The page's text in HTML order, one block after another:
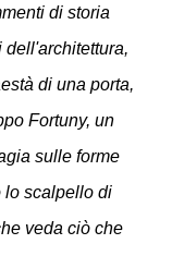
di storia
di una porta,
Fortuny, un
sulle forme
lo scalpello di
veda ciò che